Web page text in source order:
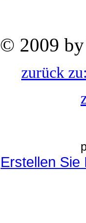
© 2009 by
zurück
Erstellen